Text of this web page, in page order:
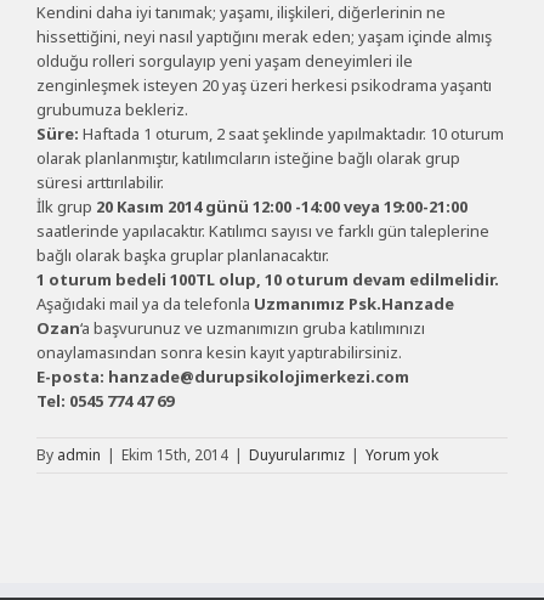
Kendini daha iyi tanımak; yaşamı, ilişkileri, diğerlerinin ne
hissettiğini, neyi nasıl yaptığını merak eden; yaşam içinde almış
olduğu rolleri sorgulayıp yeni yaşam deneyimleri ile
zenginleşmek isteyen 20 yaş üzeri herkesi psikodrama yaşantı
grubumuza bekleriz.
Süre: Haftada 1 oturum, 2 saat şeklinde yapılmaktadır. 10 oturum
olarak planlanmıştır, katılımcıların isteğine bağlı olarak grup
süresi arttırılabilir.
İlk grup 20 Kasım 2014 günü 12:00 -14:00 veya 19:00-21:00
saatlerinde yapılacaktır. Katılımcı sayısı ve farklı gün taleplerine
bağlı olarak başka gruplar planlanacaktır.
1 oturum bedeli 100TL olup, 10 oturum devam edilmelidir.
Aşağıdaki mail ya da telefonla Uzmanımız Psk.Hanzade
Ozan‘a başvurunuz ve uzmanımızın gruba katılımınızı
onaylamasından sonra kesin kayıt yaptırabilirsiniz.
E-posta: hanzade@durupsikolojimerkezi.com
Tel: 0545 774 47 69
By admin | Ekim 15th, 2014 | Duyurularımız | Yorum yok